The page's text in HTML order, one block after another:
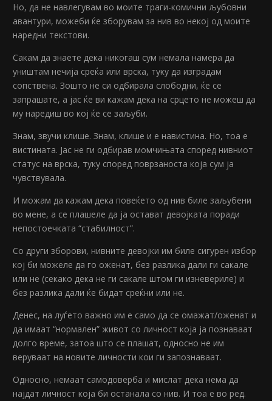
Но, да не навлегувам во моите траги-комични љубовни
авантури, можеби ќе зборувам за нив во некој од моите
наредни текстови.
Сакам да знаете дека никогаш сум немала намера да
уништам нечија среќа или врска, туку да изградам
сопствена. Зошто не си одбирала слободни, ќе се
запрашате, а јас ќе ви кажам дека на срцето не можеш да
му наредиш во кој ќе се заљуби.
Знам, звучи клише. Знам, клише и е навистина. Но, тоа е
вистината. Јас не ги одбирав момчињата според нивниот
статус на врска, туку според поврзаноста која сум ја
чувствувала.
И можам да кажам дека повеќето од нив биле заљубени
во мене, а се плашеле да ја остават девојката поради
непостоечката “стабилност”.
Со други зборови, нивните девојки им биле сигурен избор
кој би можеле да го оженат, без разлика дали ги сакале
или не (секако дека не ги сакале штом ги изневериле) и
без разлика дали ќе бидат среќни или не.
Денес, на луѓето важно им е само да се омажат/оженат и
да имаат “нормален” живот со личност која ја познаваат
долго време, затоа што се плашат, односно не им
веруваат на новите личности кои ги запознаваат.
Односно, немаат самодоверба и мислат дека нема да
најдат личност која би останала со нив. И тоа е во ред.